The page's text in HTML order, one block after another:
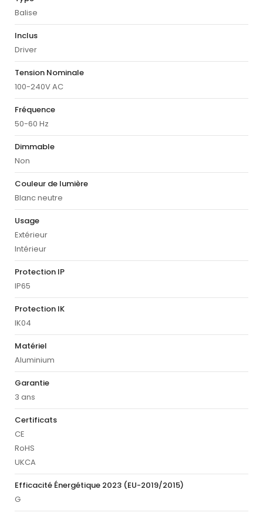
Balise
Inclus
Driver
Tension Nominale
100-240V AC
Fréquence
50-60 Hz
Dimmable
Non
Couleur de lumière
Blanc neutre
Usage
Extérieur
Intérieur
Protection IP
IP65
Protection IK
IK04
Matériel
Aluminium
Garantie
3 ans
Certificats
CE
RoHS
UKCA
Efficacité Énergétique 2023 (EU-2019/2015)
G